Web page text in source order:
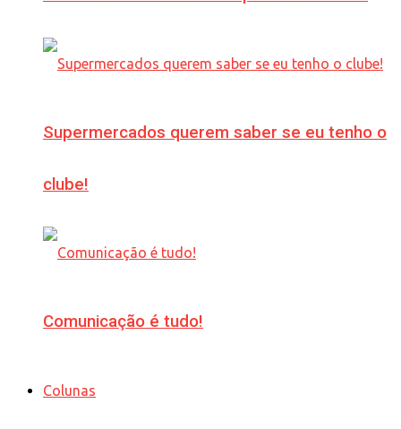
Supermercados querem saber se eu tenho o
clube!
Comunicação é tudo!
Colunas